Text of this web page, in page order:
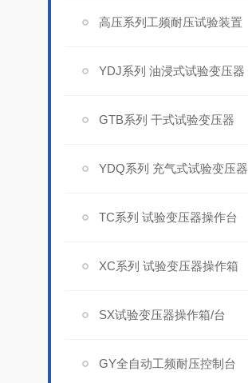
高压系列工频耐压试验装置
YDJ系列 油浸式试验变压器
GTB系列 干式试验变压器
YDQ系列 充气式试验变压器
TC系列 试验变压器操作台
XC系列 试验变压器操作箱
SX试验变压器操作箱/台
GY全自动工频耐压控制台